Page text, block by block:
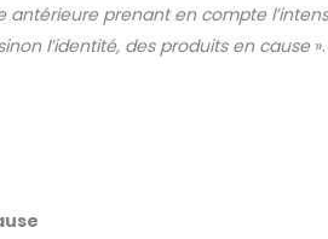
prenant en compte
l’identité, des produits en cause».